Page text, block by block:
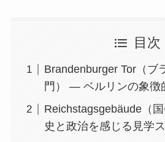
目次
Brandenburger Tor（ブ
門） — ベルリンの象徴
Reichstagsgebäude（
史と政治を感じる見学